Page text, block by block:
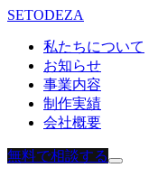
SETODEZA
私たちについて
お知らせ
事業内容
制作実績
会社概要
無料で相談する